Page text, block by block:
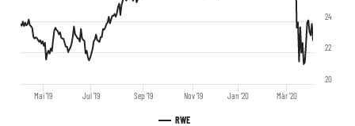
RWE
Mai '19 Jul '19 Sep '19 Nov '19 Jan '20 Mär '20
20
22
24